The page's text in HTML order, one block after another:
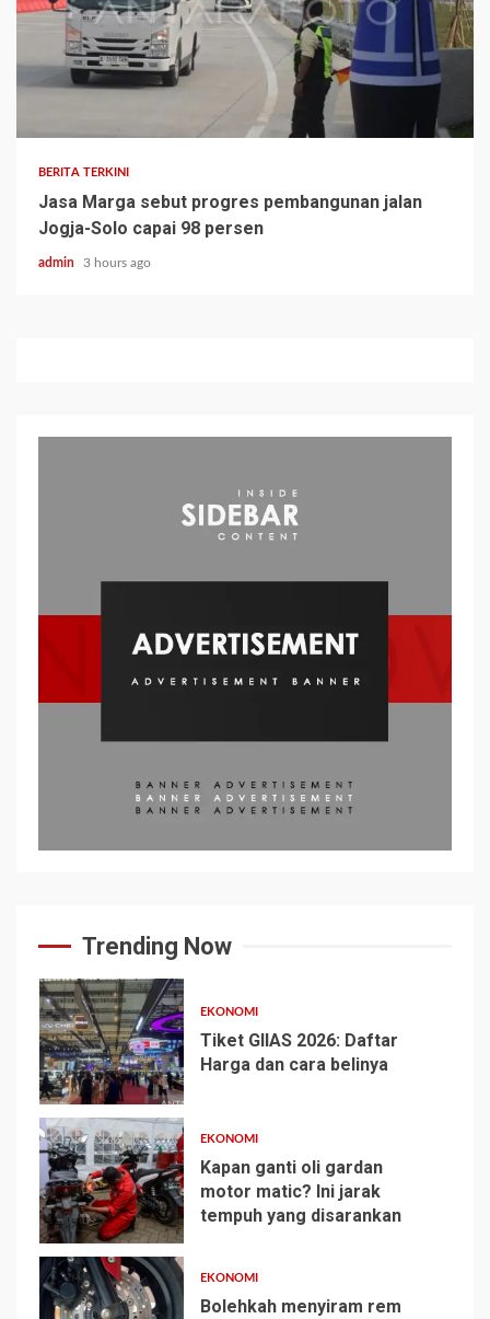
BERITA TERKINI
Jasa Marga sebut progres pembangunan jalan
Jogja-Solo capai 98 persen
admin 3 hours ago
Trending Now
1
EKONOMI
Tiket GIIAS 2026: Daftar
Harga dan cara belinya
2
EKONOMI
Kapan ganti oli gardan
motor matic? Ini jarak
tempuh yang disarankan
EKONOMI
Bolehkah menyiram rem